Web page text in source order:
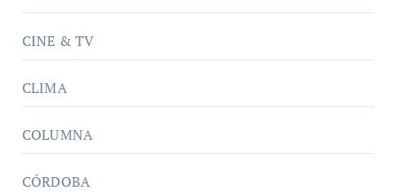
CINE & TV
CLIMA
COLUMNA
CÓRDOBA